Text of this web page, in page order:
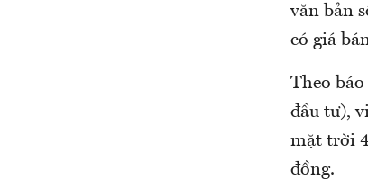
văn bản
có giá
Theo
đầu tư),
mặt trời
đồng.